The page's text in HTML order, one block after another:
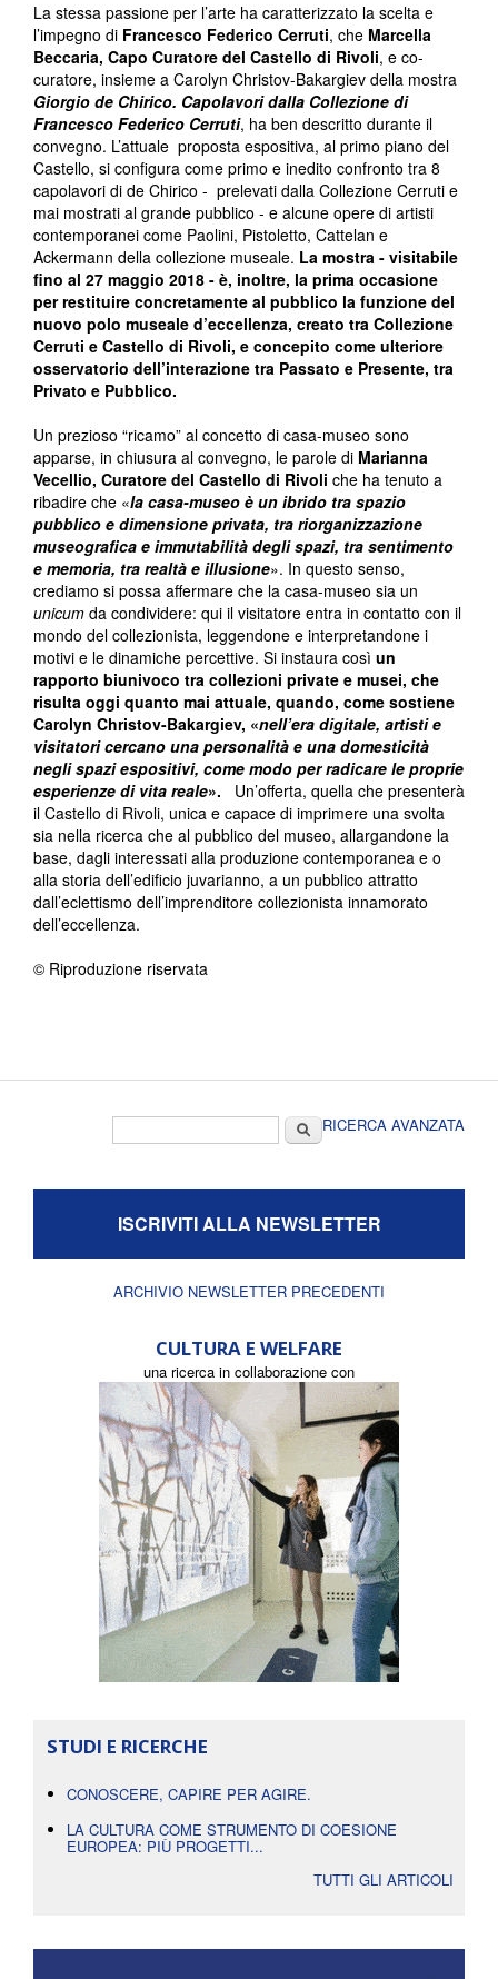
La stessa passione per l’arte ha caratterizzato la scelta e
l’impegno di Francesco Federico Cerruti, che Marcella
Beccaria, Capo Curatore del Castello di Rivoli, e co-
curatore, insieme a Carolyn Christov-Bakargiev della mostra
Giorgio de Chirico. Capolavori dalla Collezione di
Francesco Federico Cerruti, ha ben descritto durante il
convegno. L’attuale proposta espositiva, al primo piano del
Castello, si configura come primo e inedito confronto tra 8
capolavori di de Chirico - prelevati dalla Collezione Cerruti e
mai mostrati al grande pubblico - e alcune opere di artisti
contemporanei come Paolini, Pistoletto, Cattelan e
Ackermann della collezione museale. La mostra - visitabile
fino al 27 maggio 2018 - è, inoltre, la prima occasione
per restituire concretamente al pubblico la funzione del
nuovo polo museale d’eccellenza, creato tra Collezione
Cerruti e Castello di Rivoli, e concepito come ulteriore
osservatorio dell’interazione tra Passato e Presente, tra
Privato e Pubblico.
Un prezioso “ricamo” al concetto di casa-museo sono
apparse, in chiusura al convegno, le parole di Marianna
Vecellio, Curatore del Castello di Rivoli che ha tenuto a
ribadire che «la casa-museo è un ibrido tra spazio
pubblico e dimensione privata, tra riorganizzazione
museografica e immutabilità degli spazi, tra sentimento
e memoria, tra realtà e illusione». In questo senso,
crediamo si possa affermare che la casa-museo sia un
unicum da condividere: qui il visitatore entra in contatto con il
mondo del collezionista, leggendone e interpretandone i
motivi e le dinamiche percettive. Si instaura così un
rapporto biunivoco tra collezioni private e musei, che
risulta oggi quanto mai attuale, quando, come sostiene
Carolyn Christov-Bakargiev, «nell’era digitale, artisti e
visitatori cercano una personalità e una domesticità
negli spazi espositivi, come modo per radicare le proprie
esperienze di vita reale».
Un’offerta, quella che presenterà
il Castello di Rivoli, unica e capace di imprimere una svolta
sia nella ricerca che al pubblico del museo, allargandone la
base, dagli interessati alla produzione contemporanea e o
alla storia dell’edificio juvarianno, a un pubblico attratto
dall’eclettismo dell’imprenditore collezionista innamorato
dell’eccellenza.
© Riproduzione riservata
CercaRICERCA AVANZATA
ISCRIVITI ALLA NEWSLETTER
ARCHIVIO NEWSLETTER PRECEDENTI
CULTURA E WELFARE
una ricerca in collaborazione con
STUDI E RICERCHE
CONOSCERE, CAPIRE PER AGIRE.
LA CULTURA COME STRUMENTO DI COESIONE
EUROPEA: PIÙ PROGETTI...
TUTTI GLI ARTICOLI